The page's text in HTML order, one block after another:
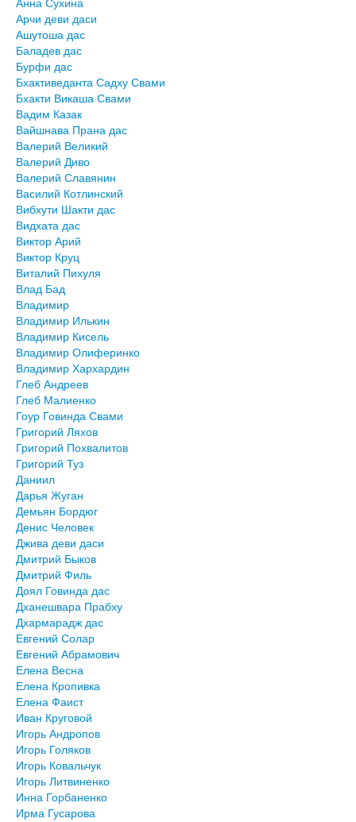
Арчи деви даси
Ашутоша дас
Баладев дас
Бурфи дас
Бхактиведанта Садху Свами
Бхакти Викаша Свами
Вадим Казак
Вайшнава Прана дас
Валерий Великий
Валерий Диво
Валерий Славянин
Василий Котлинский
Вибхути Шакти дас
Видхата дас
Виктор Арий
Виктор Круц
Виталий Пихуля
Влад Бад
Владимир
Владимир Илькин
Владимир Кисель
Владимир Олиферинко
Владимир Хархардин
Глеб Андреев
Глеб Малиенко
Гоур Говинда Свами
Григорий Ляхов
Григорий Похвалитов
Григорий Туз
Даниил
Дарья Жуган
Демьян Бордюг
Денис Человек
Джива деви даси
Дмитрий Быков
Дмитрий Филь
Доял Говинда дас
Дханешвара Прабху
Дхармарадж дас
Евгений Солар
Евгений Абрамович
Елена Весна
Елена Кропивка
Елена Фаист
Иван Круговой
Игорь Андропов
Игорь Голяков
Игорь Ковальчук
Игорь Литвиненко
Инна Горбаненко
Ирма Гусарова